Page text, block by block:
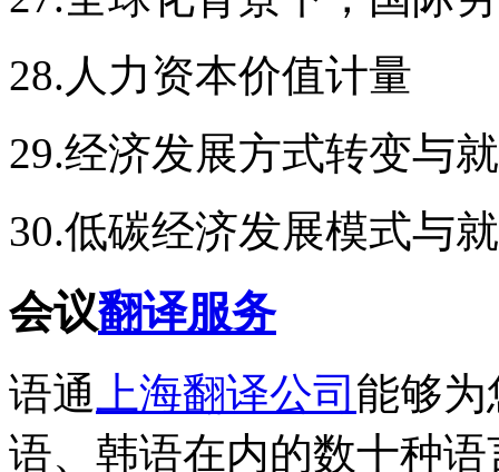
28.人力资本价值计量
29.经济发展方式转变与
30.低碳经济发展模式与
会议翻译服务
语通 上海翻译公司 能够
语、韩语在内的数十种语